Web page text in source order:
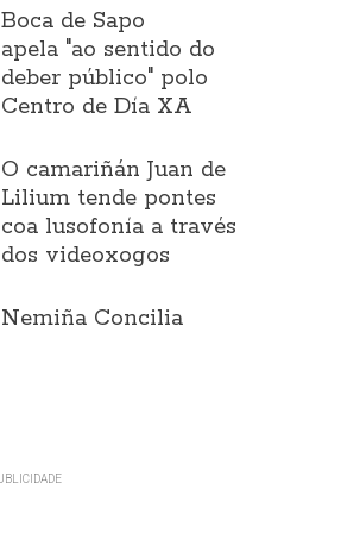
Boca de Sapo
apela "ao sentido do
deber público" polo
Centro de Día XA
O camariñán Juan de
Lilium tende pontes
coa lusofonía a través
dos videoxogos
Nemiña Concilia